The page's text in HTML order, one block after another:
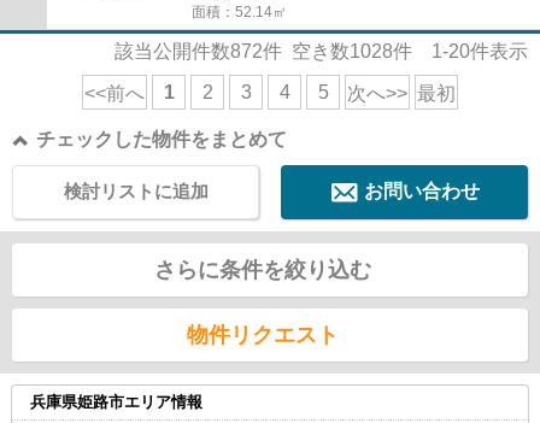
面積：52.14㎡
該当公開件数872件 空き数1028件 1-20件表示
<<前へ 1 2 3 4 5 次へ>> 最初
チェックした物件をまとめて
お問い合わせ
検討リストに追加
さらに条件を絞り込む
物件リクエスト
兵庫県姫路市エリア情報